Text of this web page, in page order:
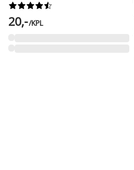






20,-/KPL